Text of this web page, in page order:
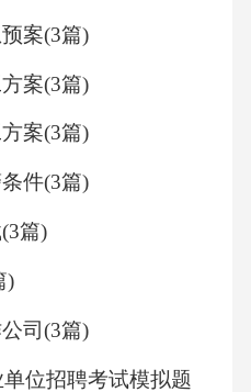
的电阻是20。
是0.8WD.小彩灯不工
液体很难被压缩的原
案(3篇)
案(3篇)
案(3篇)
件(3篇)
篇)
)
司(3篇)
位招聘考试模拟题